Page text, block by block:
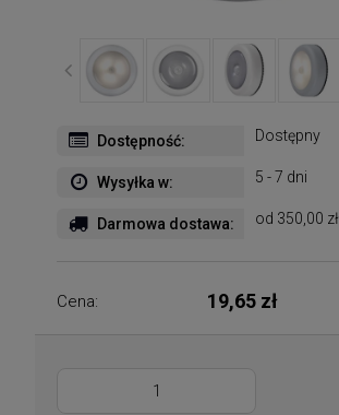
Dostępność: Dostępny
Wysyłka w: 5 - 7 dni
Darmowa dostawa: od 350,00 zł
Cena: 19,65 zł